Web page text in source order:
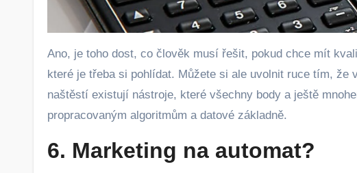
Ano, je toho dost, co člověk musí řešit, pokud chce mít
které je třeba si pohlídat. Můžete si ale uvolnit ruce tím,
naštěstí existují nástroje, které všechny body a ještě
propracovaným algoritmům a datové základně.
6. Marketing na automat?